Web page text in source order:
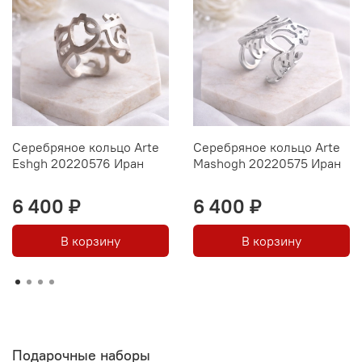
Серебряное кольцо Arte
Eshgh 20220576 Иран
6 400 ₽
В корзину
Серебряное кольцо Arte
Mashogh 20220575 Иран
6 400 ₽
В корзину
Подарочные наборы